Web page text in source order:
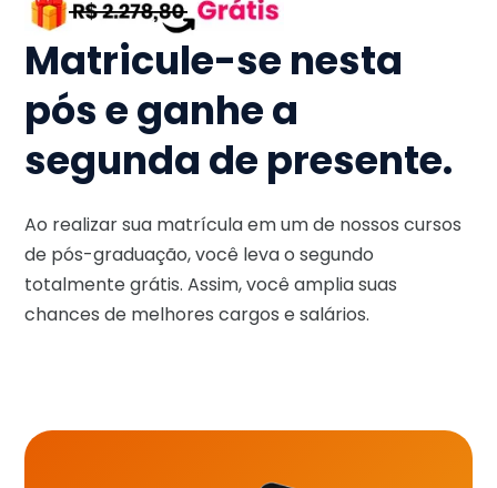
Matricule-se nesta
pós e ganhe a
segunda de presente.
Ao realizar sua matrícula em um de nossos cursos
de pós-graduação, você leva o segundo
totalmente grátis. Assim, você amplia suas
chances de melhores cargos e salários.